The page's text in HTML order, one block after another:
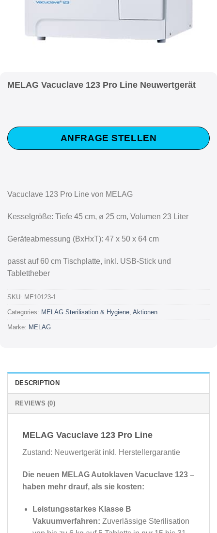
MELAG Vacuclave 123 Pro Line Neuwertgerät
ANFRAGE STELLEN
Vacuclave 123 Pro Line von MELAG
Kesselgröße: Tiefe 45 cm, ø 25 cm, Volumen 23 Liter
Geräteabmessung (BxHxT): 47 x 50 x 64 cm
passt auf 60 cm Tischplatte, inkl. USB-Stick und
Tablettheber
SKU: ME10123-1
Categories: MELAG Sterilisation & Hygiene Aktionen
Marke: MELAG
DESCRIPTION
REVIEWS (0)
MELAG Vacuclave 123 Pro Line
Zustand: Neuwertgerät inkl. Herstellergarantie
Die neuen MELAG Autoklaven Vacuclave 123 –
haben mehr drauf, als sie kosten:
Leistungsstarkes Klasse B
Vakuumverfahren: Zuverlässige Sterilisation